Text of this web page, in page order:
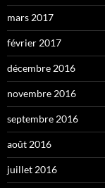
mars 2017
février 2017
décembre 2016
novembre 2016
septembre 2016
août 2016
juillet 2016